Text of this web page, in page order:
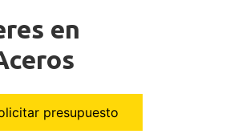
en
presupuesto